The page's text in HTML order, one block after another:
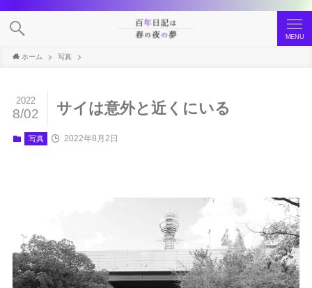
MENU
ホーム 写真
サイは意外と近くにいる
2022
8/02
写真 2022年8月2日